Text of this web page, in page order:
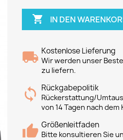
 IN DEN
Kostenlose Lieferung
Wir werden unser
zu liefern.
Rückgabepolitik
Rückerstattung/
von 14 Tagen nach dem
Größenleitfaden
Bitte konsultieren Sie